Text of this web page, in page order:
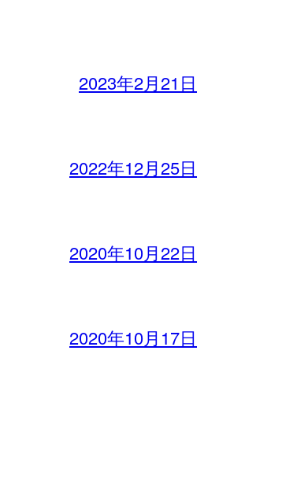
2023年2月21日
2022年12月25日
2020年10月22日
2020年10月17日